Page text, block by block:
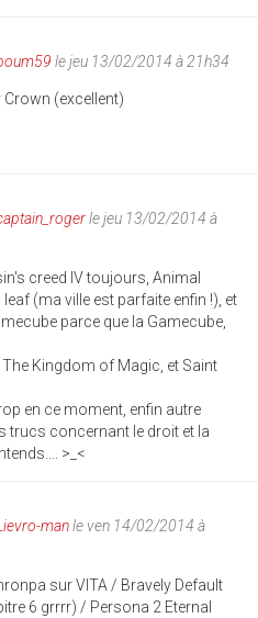
le jeu 13/02/2014 à 21h34
Crown (excellent)
le jeu 13/02/2014 à
creed IV toujours, Animal
(ma ville est parfaite enfin !), et
parce que la Gamecube,
The Kingdom of Magic, et Saint
en ce moment, enfin autre
trucs concernant le droit et la
>_<
manle ven 14/02/2014 à
sur VITA / Bravely Default
6 grrrr) / Persona 2 Eternal